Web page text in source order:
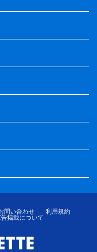
問い合わせ
利用規約
告掲載について